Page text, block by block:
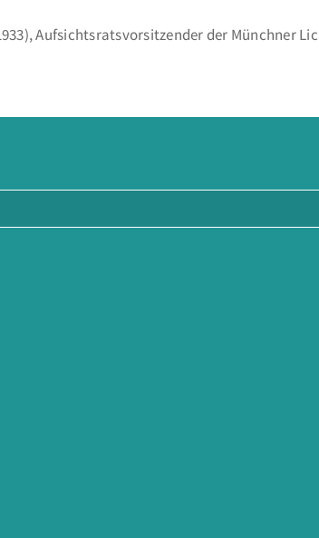
Aufsichtsratsvorsitzender der Münchner